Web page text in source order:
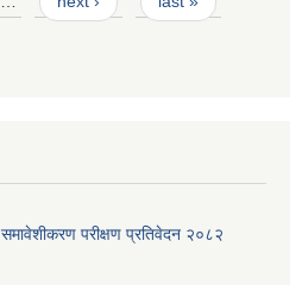
परीक्षण प्रतिवेदन २०८२